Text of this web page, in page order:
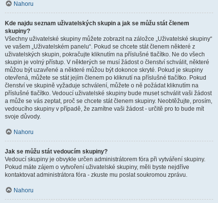
Nahoru
Kde najdu seznam uživatelských skupin a jak se můžu stát členem
skupiny?
Všechny uživatelské skupiny můžete zobrazit na záložce „Uživatelské skupiny“
ve vašem „Uživatelském panelu“. Pokud se chcete stát členem některé z
uživatelských skupin, pokračujte kliknutím na příslušné tlačítko. Ne do všech
skupin je volný přístup. V některých se musí žádost o členství schválit, některé
můžou být uzavřené a některé můžou být dokonce skryté. Pokud je skupiny
otevřená, můžete se stát jejím členem po kliknutí na příslušné tlačítko. Pokud
členství ve skupině vyžaduje schválení, můžete o ně požádat kliknutím na
příslušné tlačítko. Vedoucí uživatelské skupiny bude muset schválit vaši žádost
a může se vás zeptat, proč se chcete stát členem skupiny. Neobtěžujte, prosím,
vedoucího skupiny v případě, že zamítne vaši žádost - určitě pro to bude mít
svoje důvody.
Nahoru
Jak se můžu stát vedoucím skupiny?
Vedoucí skupiny je obvykle určen administrátorem fóra při vytváření skupiny.
Pokud máte zájem o vytvoření uživatelské skupiny, měli byste nejdříve
kontaktovat administrátora fóra - zkuste mu poslat soukromou zprávu.
Nahoru